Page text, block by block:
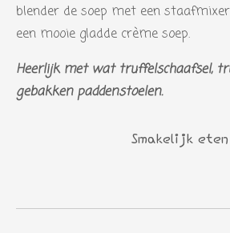
blender de soep met een
een mooie gladde crème soep.
Heerlijk met wat truffelschaafsel,
gebakken paddenstoelen.
Smakelijk eten